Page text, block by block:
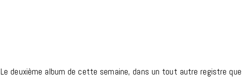
Le deuxième album de cette semaine, dans un tout autre registre que